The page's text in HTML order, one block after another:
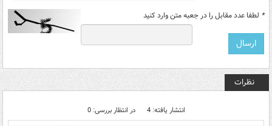
* لطفا عدد مقابل را در جعبه متن وارد کنید
نظرات
انتشار یافته: 4 در انتظار بررسی: 0